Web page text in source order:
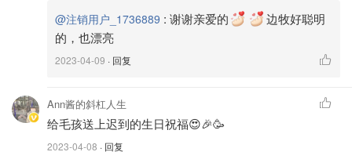
在中小型犬里选。如果居住的地方对宠物没有具体限制，那
我们也该考虑一下空间的问题。如果说居住面积不是太大的
话，养大型宠物也不是不行，只是这会给宠物和我们自身都
带来一定的不便，需要我们提前做好准备。
🏙️城市的要求🏙️
除了住宿条件，有些城市也对狗的品种也有明确的要求。像
@注销用户_1736889 : 谢谢亲爱的
边牧好聪明
的，也漂亮
2023-04-09 · 回复
Ann酱的斜杠人生
给毛孩送上迟到的生日祝福😍🎉🥳
2023-04-08 · 回复